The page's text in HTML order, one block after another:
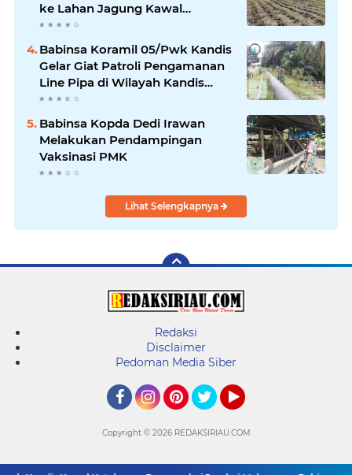
ke Lahan Jagung Kawal
Ketahanan Pangan
Babinsa Koramil 05/Pwk Kandis
Gelar Giat Patroli Pengamanan
Line Pipa di Wilayah Kandis
Kandis
Babinsa Kopda Dedi Irawan
Melakukan Pendampingan
Vaksinasi PMK
Lihat Selengkapnya
Redaksi
Disclaimer
Pedoman Media Siber
Copyright © 2026 REDAKSIRIAU.COM